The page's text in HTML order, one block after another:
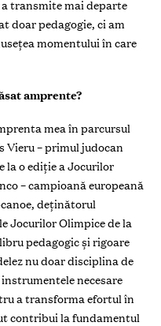
transmite mai departe
doar pedagogie, ci am
momentului în care
amprente?
mea în parcursul
Vieru – primul judocan
la o ediție a Jocurilor
– campioană europeană
deținătorul
Jocurilor Olimpice de la
pedagogic și rigoare
nu doar disciplina de
necesare
a transforma efortul în
contribui la fundamentul